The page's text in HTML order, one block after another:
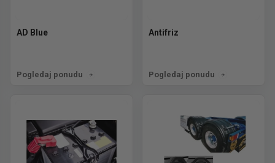
AD Blue
Pogledaj ponudu
Antifriz
Pogledaj ponudu